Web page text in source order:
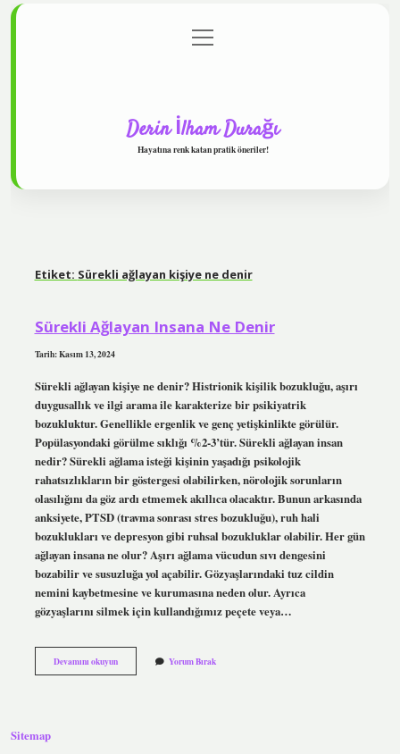
Gizlilik Politikası
menüyü
aç
Derin İlham Durağı
Hayatına renk katan pratik öneriler!
Etiket: Sürekli ağlayan kişiye ne denir
Sürekli Ağlayan Insana Ne Denir
Tarih: Kasım 13, 2024
Sürekli ağlayan kişiye ne denir? Histrionik kişilik bozukluğu, aşırı
duygusallık ve ilgi arama ile karakterize bir psikiyatrik
bozukluktur. Genellikle ergenlik ve genç yetişkinlikte görülür.
Popülasyondaki görülme sıklığı %2-3’tür. Sürekli ağlayan insan
nedir? Sürekli ağlama isteği kişinin yaşadığı psikolojik
rahatsızlıkların bir göstergesi olabilirken, nörolojik sorunların
olasılığını da göz ardı etmemek akıllıca olacaktır. Bunun arkasında
anksiyete, PTSD (travma sonrası stres bozukluğu), ruh hali
bozuklukları ve depresyon gibi ruhsal bozukluklar olabilir. Her gün
ağlayan insana ne olur? Aşırı ağlama vücudun sıvı dengesini
bozabilir ve susuzluğa yol açabilir. Gözyaşlarındaki tuz cildin
nemini kaybetmesine ve kurumasına neden olur. Ayrıca
gözyaşlarını silmek için kullandığımız peçete veya…
Devamını okuyunSürekli
Ağlayan
Yorum Bırak
Sitemap